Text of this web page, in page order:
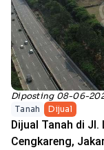
Diposting 08-06-
Tanah
Dijual
Dijual Tanah di
Cengkareng,